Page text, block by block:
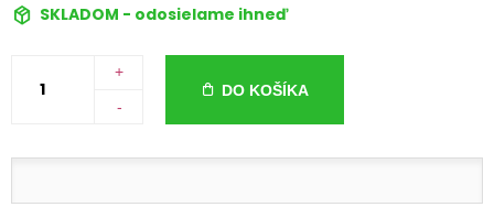
SKLADOM - odosielame ihneď
+
-
DO KOŠÍKA